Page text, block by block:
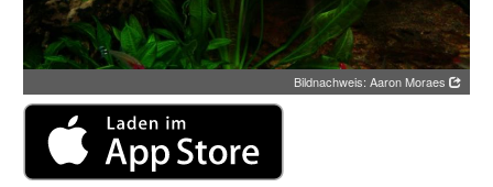
Bildnachweis: Aaron Moraes